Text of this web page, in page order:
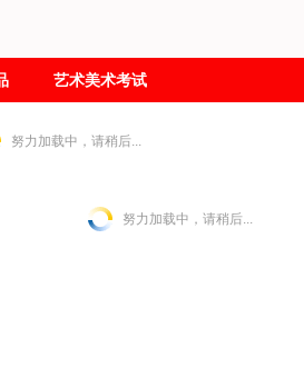
艺术美术考试
努力加载中，请稍后...
努力加载中，请稍后...